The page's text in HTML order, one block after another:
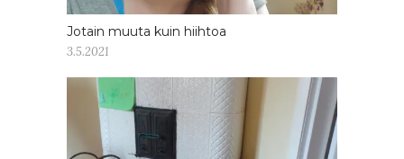
Jotain muuta kuin hiihtoa
3.5.2021